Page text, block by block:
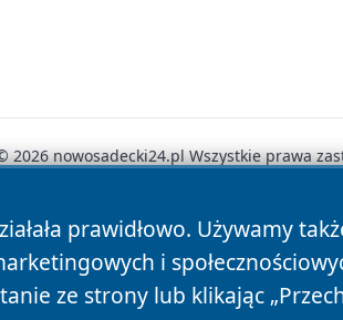
prawidłowo. Używamy
i
ze strony lub klikając
2026 nowosadecki24.pl Wszystkie prawa
Polityka Prywatności